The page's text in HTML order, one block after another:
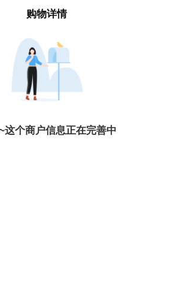
购物详情
这个商户信息正在完善中